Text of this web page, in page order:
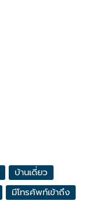
บ้านเดี่ยว
มีโทรศัพท์เข้าถึง